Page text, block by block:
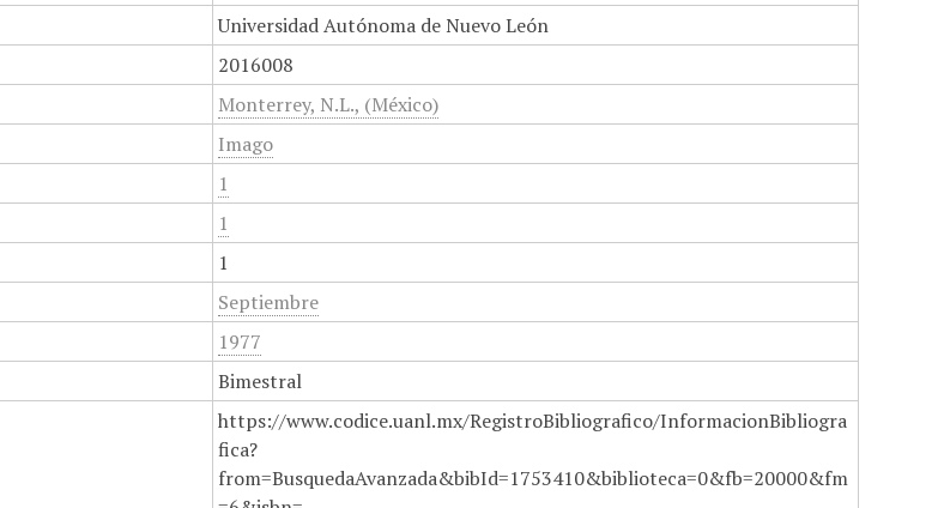
Universidad Autónoma de Nuevo León
2016008
Monterrey, N.L., (México)
Imago
1
1
1
Septiembre
1977
Bimestral
https://www.codice.uanl.mx/RegistroBibliografico/InformacionBibliogra
fica?
from=BusquedaAvanzada&bibId=1753410&biblioteca=0&fb=20000&fm